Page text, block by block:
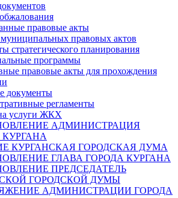
правовые акты
правовых актов
стратегического планирования
программы
правовые акты для прохождения
документы
регламенты
услуги ЖКХ
АДМИНИСТРАЦИЯ
КУРГАНСКАЯ ГОРОДСКАЯ ДУМА
ГЛАВА ГОРОДА КУРГАНА
ПРЕДСЕДАТЕЛЬ
ГОРОДСКОЙ ДУМЫ
АДМИНИСТРАЦИИ ГОРОДА